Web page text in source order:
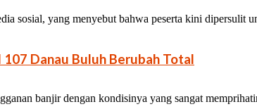
sosial, yang menyebut bahwa peserta kini dipersulit
107 Danau Buluh Berubah Total
banjir dengan kondisinya yang sangat